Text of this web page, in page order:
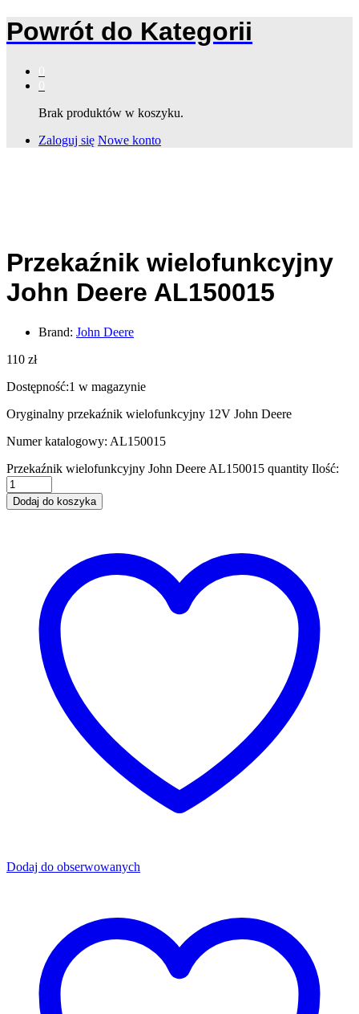
Powrót do Kategorii
Brak produktów w koszyku.
Zaloguj się Nowe konto
Przekaźnik wielofunkcyjny
John Deere AL150015
Brand: John Deere
110 zł
Dostępność:1 w magazynie
Oryginalny przekaźnik wielofunkcyjny 12V John Deere
Numer katalogowy: AL150015
Przekaźnik wielofunkcyjny John Deere AL150015 quantity Ilość:
Dodaj do koszyka
Dodaj do obserwowanych